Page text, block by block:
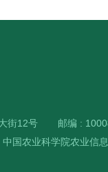
街12号
邮编 :
中国农业科学院农业信